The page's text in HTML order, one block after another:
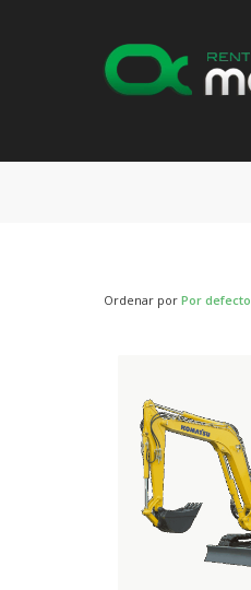
Ordenar por Por defecto